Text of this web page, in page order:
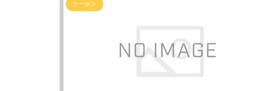
クーポン